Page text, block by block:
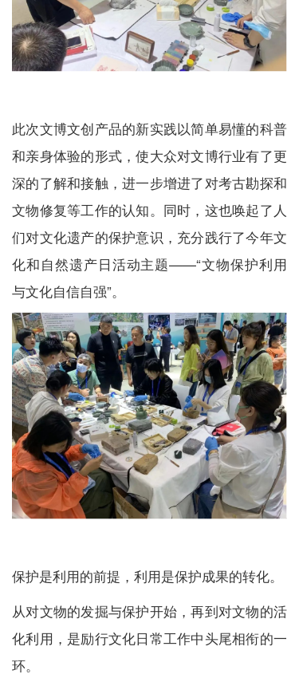
此次文博文创产品的新实践以简单易懂的科普
和亲身体验的形式，使大众对文博行业有了更
深的了解和接触，进一步增进了对考古勘探和
文物修复等工作的认知。同时，这也唤起了人
们对文化遗产的保护意识，充分践行了今年文
化和自然遗产日活动主题——“文物保护利用
与文化自信自强”。
保护是利用的前提，利用是保护成果的转化。
从对文物的发掘与保护开始，再到对文物的活
化利用，是励行文化日常工作中头尾相衔的一
环。